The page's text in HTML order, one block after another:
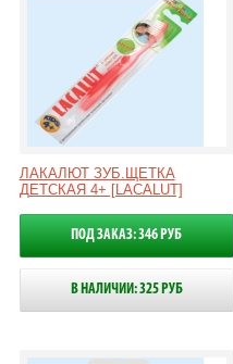
ЛАКАЛЮТ ЗУБ.ЩЕТКА
ДЕТСКАЯ 4+ [LACALUT]
ПОД ЗАКАЗ: 346 РУБ
В НАЛИЧИИ: 325 РУБ